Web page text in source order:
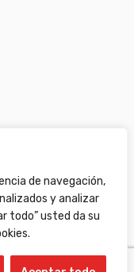
de navegación,
y analizar
todo” usted da su